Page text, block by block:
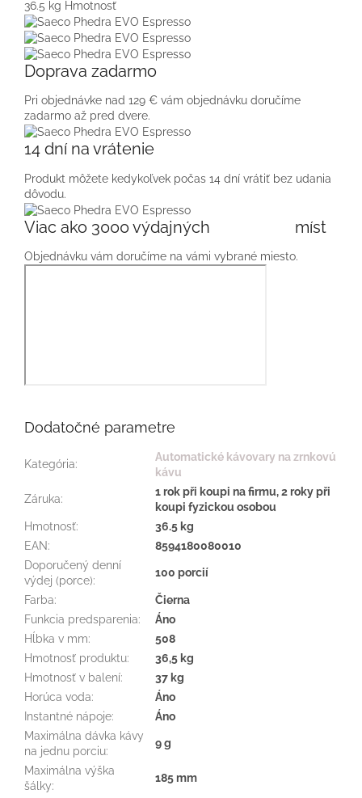
36.5 kg Hmotnosť
Doprava zadarmo
Pri objednávke nad 129 € vám objednávku doručíme
zadarmo až pred dvere.
14 dní na vrátenie
Produkt môžete kedykoľvek počas 14 dní vrátiť bez udania
dôvodu.
Viac ako 3000 výdajných míst
Objednávku vám doručíme na vámi vybrané miesto.
Dodatočné parametre
Kategória:
Automatické kávovary na zrnkovú
kávu
Záruka:
1 rok při koupi na firmu, 2 roky při
koupi fyzickou osobou
Hmotnosť:
36.5 kg
EAN:
8594180080010
Doporučený denní
výdej (porce):
100 porcií
Farba:
Čierna
Funkcia predsparenia:
Áno
Hĺbka v mm:
508
Hmotnosť produktu:
36,5 kg
Hmotnosť v balení:
37 kg
Horúca voda:
Áno
Instantné nápoje:
Áno
Maximálna dávka kávy
na jednu porciu:
9 g
Maximálna výška
šálky:
185 mm